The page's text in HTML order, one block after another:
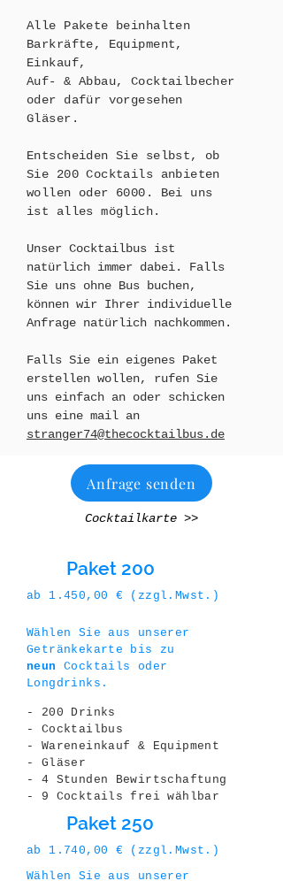
Alle Pakete beinhalten
Barkräfte, Equipment,
Einkauf,
Auf- & Abbau, Cocktailbecher
oder dafür vorgesehen
Gläser.
Entscheiden Sie selbst, ob
Sie 200 Cocktails anbieten
wollen oder 6000. Bei uns
ist alles möglich.
Unser Cocktailbus ist
natürlich immer dabei. Falls
Sie uns ohne Bus buchen,
können wir Ihrer individuelle
Anfrage natürlich nachkommen.
Falls Sie ein eigenes Paket
erstellen wollen, rufen Sie
uns einfach an oder schicken
uns eine mail an
stranger74@thecocktailbus.de
Anfrage senden
Cocktailkarte >>
Paket 200
ab 1.450,00 € (zzgl.Mwst.)
Wählen Sie aus unserer
Getränkekarte bis zu
neun
Cocktails oder
Longdrinks.
- 200 Drinks
- Cocktailbus
- Wareneinkauf & Equipment
- Gläser
- 4 Stunden Bewirtschaftung
- 9 Cocktails frei wählbar
Paket 250
ab 1.740,00 € (zzgl.Mwst.)
Wählen Sie aus unserer